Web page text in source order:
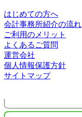
はじめての方へ
会計事務所紹介の流れ
ご利用のメリット
よくあるご質問
運営会社
個人情報保護方針
サイトマップ